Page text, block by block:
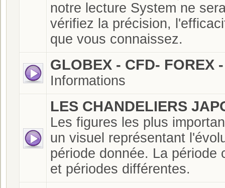
notre lecture System ne
vérifiez la précision,
que vous connaissez.
GLOBEX - CFD- FOREX
Informations
LES CHANDELIERS
Les figures les plus
un visuel représentant
période donnée. La période
et périodes différentes.